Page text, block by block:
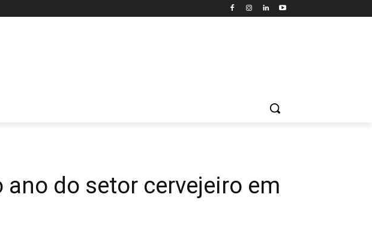
do setor cervejeiro em